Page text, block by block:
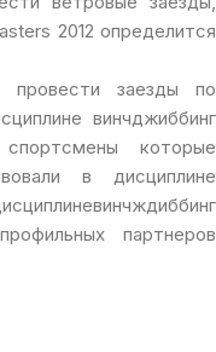
2012 определится
провести заезды по
винчджиббинг
которые
в дисциплине
партнеров